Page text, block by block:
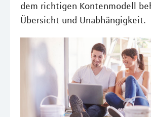
dem richtigen Kontenmodell
Übersicht und Unabhängigkeit.